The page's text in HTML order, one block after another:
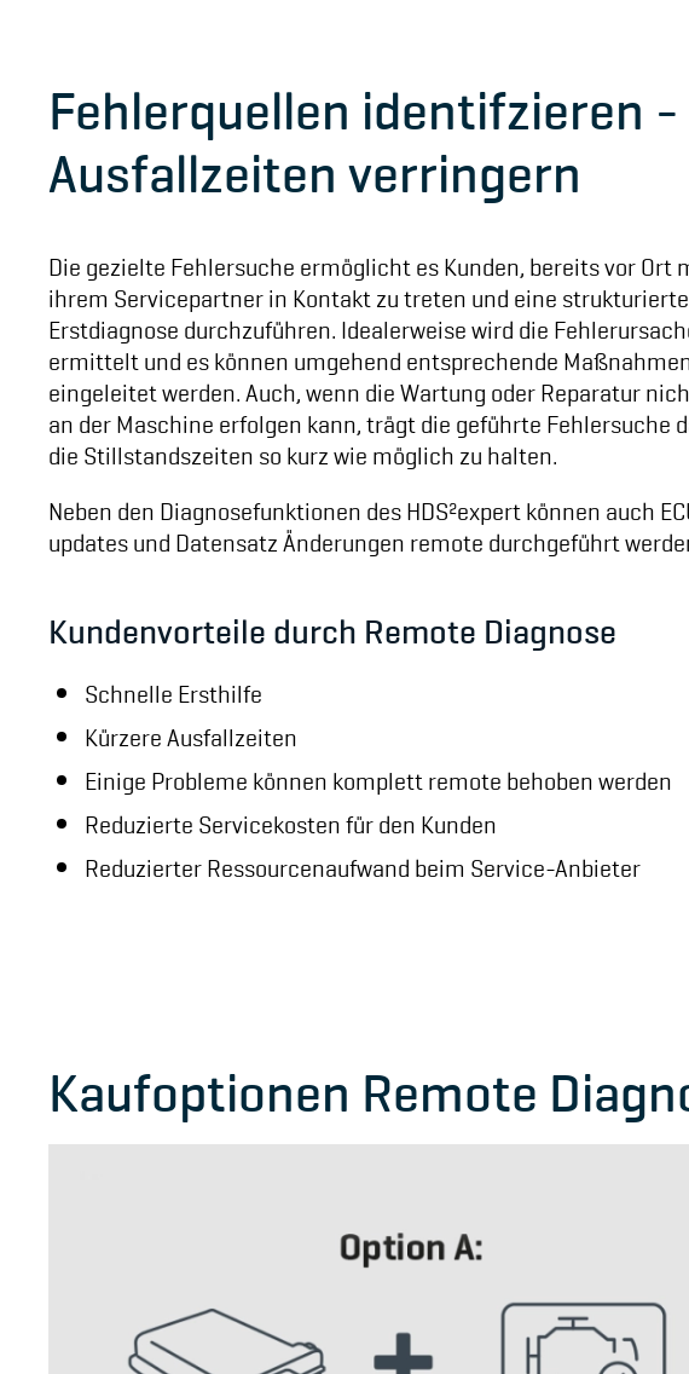
Fehlerquellen identifzieren -
Ausfallzeiten verringern
Die gezielte Fehlersuche ermöglicht es Kunden, bereits vor Ort
ihrem Servicepartner in Kontakt zu treten und eine strukturierte
Erstdiagnose durchzuführen. Idealerweise wird die
ermittelt und es können umgehend entsprechende
eingeleitet werden. Auch, wenn die Wartung oder Reparatur
an der Maschine erfolgen kann, trägt die geführte Fehlersuche
die Stillstandszeiten so kurz wie möglich zu halten.
Neben den Diagnosefunktionen des HDS²expert können auch
updates und Datensatz Änderungen remote durchgeführt
Kundenvorteile durch Remote Diagnose
Schnelle Ersthilfe
Kürzere Ausfallzeiten
Einige Probleme können komplett remote behoben werden
Reduzierte Servicekosten für den Kunden
Reduzierter Ressourcenaufwand beim Service-Anbieter
Kaufoptionen Remote